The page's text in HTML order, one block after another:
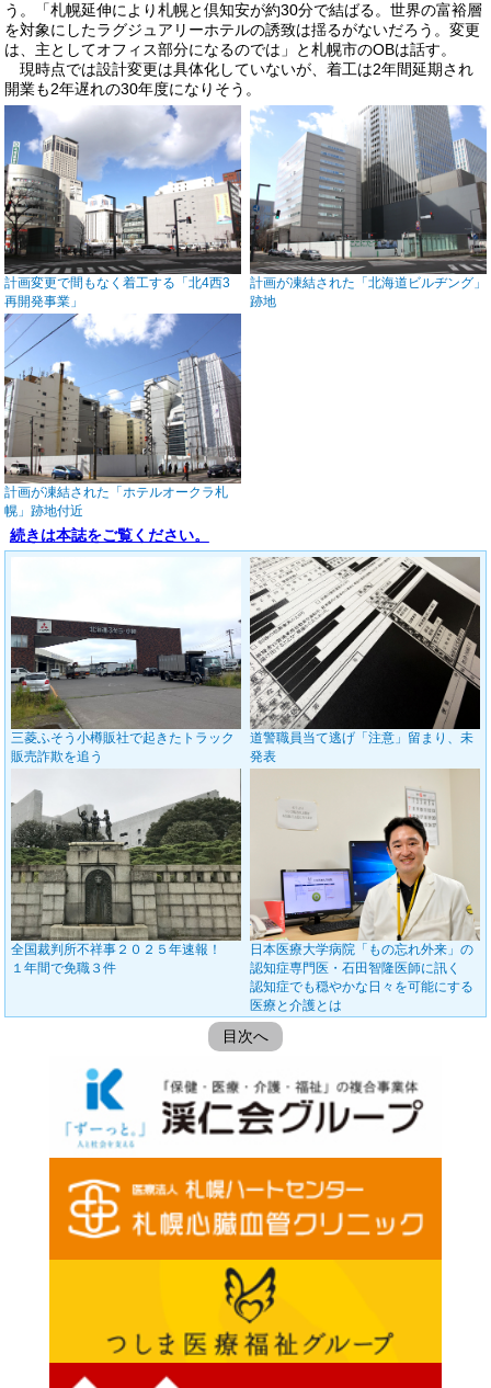
う。「札幌延伸により札幌と倶知安が約30分で結ばる。世界の富裕層
を対象にしたラグジュアリーホテルの誘致は揺るがないだろう。変更
は、主としてオフィス部分になるのでは」と札幌市のOBは話す。
現時点では設計変更は具体化していないが、着工は2年間延期され
開業も2年遅れの30年度になりそう。
計画変更で間もなく着工する「北4西3
再開発事業」
計画が凍結された「北海道ビルヂング」
跡地
計画が凍結された「ホテルオークラ札
幌」跡地付近
続きは本誌をご覧ください。
三菱ふそう小樽販社で起きたトラック
販売詐欺を追う
道警職員当て逃げ「注意」留まり、未
発表
全国裁判所不祥事２０２５年速報！
１年間で免職３件
日本医療大学病院「もの忘れ外来」の
認知症専門医・石田智隆医師に訊く
認知症でも穏やかな日々を可能にする
医療と介護とは
目次へ